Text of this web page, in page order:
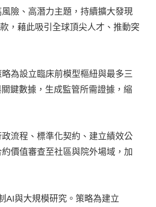
險、高潛力主題，持續擴大發現
，藉此吸引全球頂尖人才、推動突
為設立臨床前模型樞紐與最多三
鍵數據，生成監管所需證據，縮
流程、標準化契約、建立績效公
價值審查至社區與院外場域，加
AI與大規模研究。策略為建立